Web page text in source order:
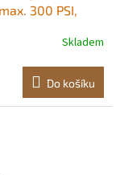
300 PSI,
držák o 180° pro
vzduchové
Skladem
Do košíku